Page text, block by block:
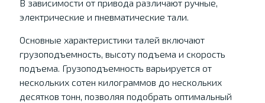
В зависимости от привода различают ручные,
электрические и пневматические тали.
Основные характеристики талей включают
грузоподъемность, высоту подъема и скорость
подъема. Грузоподъемность варьируется от
нескольких сотен килограммов до нескольких
десятков тонн, позволяя подобрать оптимальный